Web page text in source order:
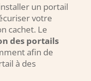
un portail
votre
cachet. Le
des portails
afin de
à des